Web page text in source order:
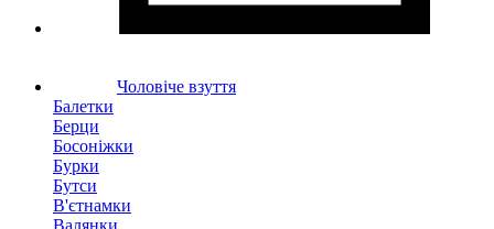
Чоловіче взуття
Балетки
Берци
Босоніжки
Бурки
Бутси
В'єтнамки
Валянки